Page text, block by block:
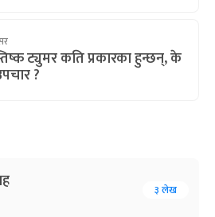
ट्युमर कति प्रकारका हुन्छन्, के
?
३ लेख